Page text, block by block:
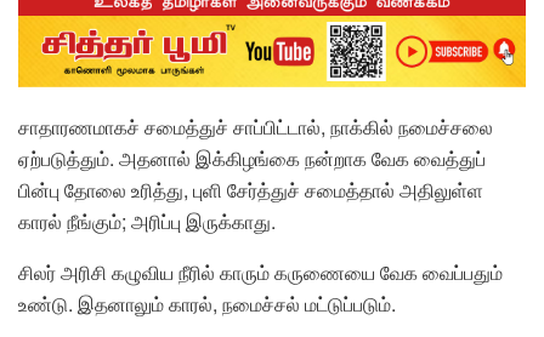
சாதாரணமாகச் சமைத்துச் சாப்பிட்டால், நாக்கில் நமைச்சலை
ஏற்படுத்தும். அதனால் இக்கிழங்கை நன்றாக வேக வைத்துப்
பின்பு தோலை உரித்து, புளி சேர்த்துச் சமைத்தால் அதிலுள்ள
காரல் நீங்கும்; அரிப்பு இருக்காது.
சிலர் அரிசி கழுவிய நீரில் காரும் கருணையை வேக வைப்பதும்
உண்டு. இதனாலும் காரல், நமைச்சல் மட்டுப்படும்.